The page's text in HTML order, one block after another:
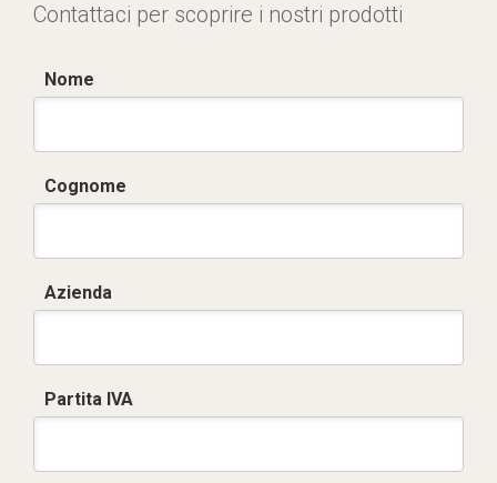
Contattaci per scoprire i nostri prodotti
Nome
Cognome
Azienda
Partita IVA